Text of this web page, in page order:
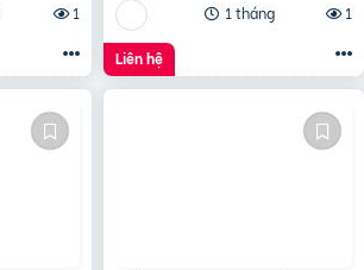
1
1 tháng
1
Liên hệ